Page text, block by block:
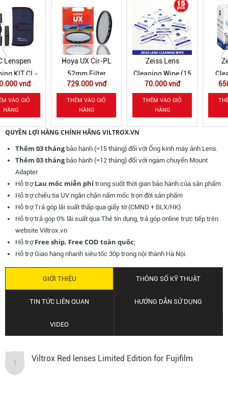
Hoya UX Cir-PL
52mm Filter
729.000 vnđ
THÊM VÀO GIỎ
Zeiss Lens
Cleaning Wipe (15
70.000 vnđ
THÊM VÀO GIỎ
Zeiss Lens
Cleaning Wipe
(200 pcs)
650.000 vnđ
THÊM VÀO GIỎ
QUYỀN LỢI HÀNG CHÍNH HÃNG VILTROX.VN
Thêm 03 thángbảo hành (=15 tháng) đối với Ống kính máy ảnh Lens.
Thêm 03 thángbảo hành (=12 tháng) đối với ngàm chuyển Mount
Adapter
Hỗ trợ Lau mốc miễn phítrong suốt thời gian bảo hành của sản phẩm
Hỗ trợ chiếu tia UV ngăn chặn nấm mốc trọn đời sản phẩm
Hỗ trợ Trả góp lãi suất thấp qua giấy tờ (CMND + BLX/HK)
Hỗ trợ trả góp 0% lãi suất qua Thẻ tín dụng, trả góp online trực tiếp trên
website Viltrox.vn
Hỗ trợ Free ship, Free COD toàn quốc;
Hỗ trợ Giao hàng nhanh siêu tốc 30p trong nội thành Hà Nội.
GIỚI THIỆU THÔNG SỐ KỸ THUẬT
TIN TỨC LIÊN QUAN HƯỚNG DẪN SỬ DỤNG
VIDEO
1 Viltrox Red lenses Limited Edition for Fujifilm